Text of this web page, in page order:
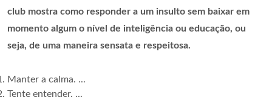
club mostra como responder a um insulto sem baixar em
momento algum o nível de inteligência ou educação, ou
seja, de uma maneira sensata e respeitosa.
Manter a calma. ...
Tente entender. ...